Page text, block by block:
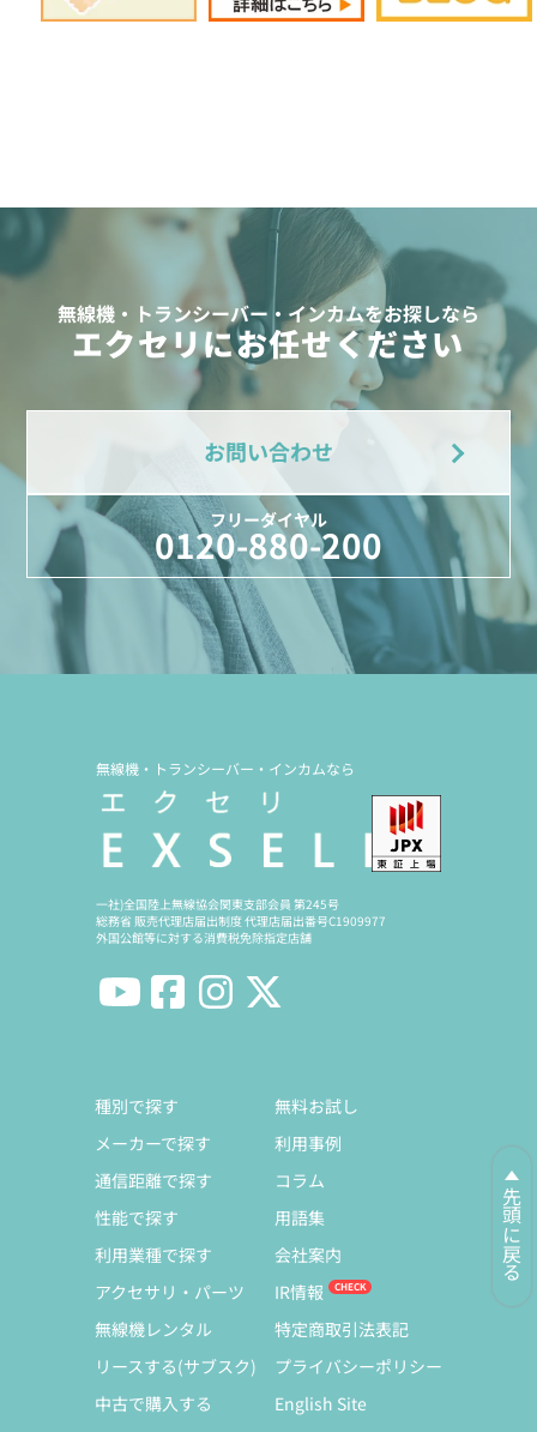
無線機・トランシーバー・インカムをお探しなら
エクセリにお任せください
お問い合わせ
フリーダイヤル
0120-880-200
先頭に戻る
無線機・トランシーバー・インカムなら
一社)全国陸上無線協会関東支部会員 第245号
総務省 販売代理店届出制度 代理店届出番号C1909977
外国公館等に対する消費税免除指定店舗
種別で探す
メーカーで探す
通信距離で探す
性能で探す
利用業種で探す
アクセサリ・パーツ
無線機レンタル
リースする(サブスク)
中古で購入する
無料お試し
利用事例
コラム
用語集
会社案内
IR情報
特定商取引法表記
プライバシーポリシー
English Site